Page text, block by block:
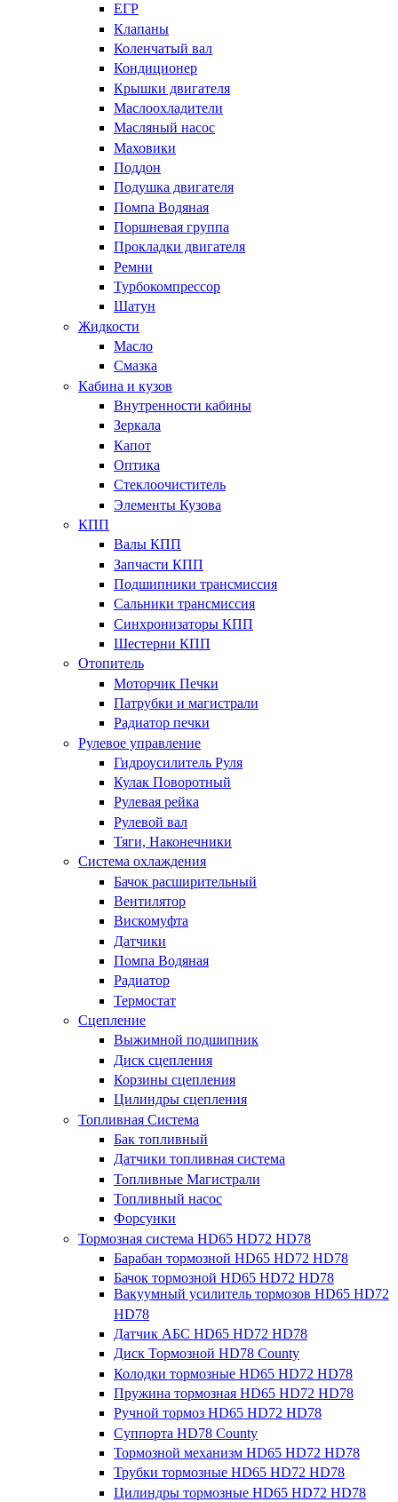
ЕГР
Клапаны
Коленчатый вал
Кондиционер
Крышки двигателя
Маслоохладители
Масляный насос
Маховики
Поддон
Подушка двигателя
Помпа Водяная
Поршневая группа
Прокладки двигателя
Ремни
Турбокомпрессор
Шатун
Жидкости
Масло
Смазка
Кабина и кузов
Внутренности кабины
Зеркала
Капот
Оптика
Стеклоочиститель
Элементы Кузова
КПП
Валы КПП
Запчасти КПП
Подшипники трансмиссия
Сальники трансмиссия
Синхронизаторы КПП
Шестерни КПП
Отопитель
Моторчик Печки
Патрубки и магистрали
Радиатор печки
Рулевое управление
Гидроусилитель Руля
Кулак Поворотный
Рулевая рейка
Рулевой вал
Тяги, Наконечники
Система охлаждения
Бачок расширительный
Вентилятор
Вискомуфта
Датчики
Помпа Водяная
Радиатор
Термостат
Сцепление
Выжимной подшипник
Диск сцепления
Корзины сцепления
Цилиндры сцепления
Топливная Система
Бак топливный
Датчики топливная система
Топливные Магистрали
Топливный насос
Форсунки
Тормозная система HD65 HD72 HD78
Барабан тормозной HD65 HD72 HD78
Бачок тормозной HD65 HD72 HD78
Вакуумный усилитель тормозов HD65 HD72
HD78
Датчик АБС HD65 HD72 HD78
Диск Тормозной HD78 County
Колодки тормозные HD65 HD72 HD78
Пружина тормозная HD65 HD72 HD78
Ручной тормоз HD65 HD72 HD78
Суппорта HD78 County
Тормозной механизм HD65 HD72 HD78
Трубки тормозные HD65 HD72 HD78
Цилиндры тормозные HD65 HD72 HD78